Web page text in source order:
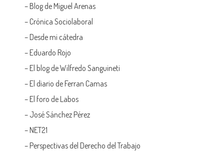
– Blog de Miguel Arenas
– Crónica Sociolaboral
– Desde mi cátedra
– Eduardo Rojo
– El blog de Wilfredo Sanguineti
– El diario de Ferran Camas
– El foro de Labos
– José Sánchez Pérez
– NET21
– Perspectivas del Derecho del Trabajo